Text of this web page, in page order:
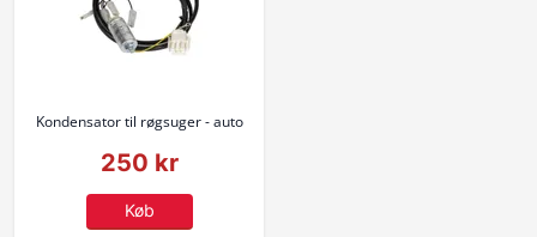
Kondensator til røgsuger - auto
250 kr
Køb